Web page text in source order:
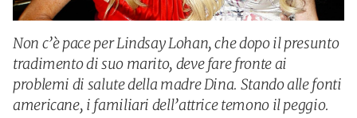
Non c’è pace per Lindsay Lohan, che dopo il presunto
tradimento di suo marito, deve fare fronte ai
problemi di salute della madre Dina. Stando alle fonti
americane, i familiari dell’attrice temono il peggio.